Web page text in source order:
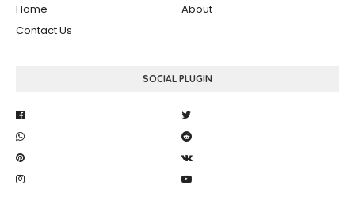
Home
About
Contact Us
SOCIAL PLUGIN